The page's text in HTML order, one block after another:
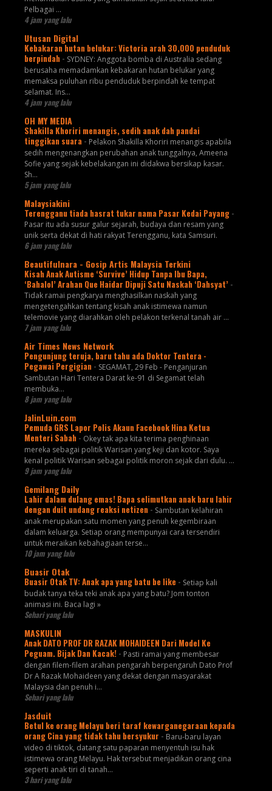
Pelbagai ...
4 jam yang lalu
Utusan Digital
Kebakaran hutan belukar: Victoria arah 30,000 penduduk
berpindah - SYDNEY: Anggota bomba di Australia sedang
berusaha memadamkan kebakaran hutan belukar yang
memaksa puluhan ribu penduduk berpindah ke tempat
selamat. Ins...
4 jam yang lalu
OH MY MEDIA
Shakilla Khoriri menangis, sedih anak dah pandai
tinggikan suara - Pelakon Shakilla Khoriri menangis apabila
sedih mengenangkan perubahan anak tunggalnya, Ameena
Sofie yang sejak kebelakangan ini didakwa bersikap kasar.
Sh...
5 jam yang lalu
Malaysiakini
Terengganu tiada hasrat tukar nama Pasar Kedai Payang -
Pasar itu ada susur galur sejarah, budaya dan resam yang
unik serta dekat di hati rakyat Terengganu, kata Samsuri.
6 jam yang lalu
Beautifulnara - Gosip Artis Malaysia Terkini
Kisah Anak Autisme ‘Survive’ Hidup Tanpa Ibu Bapa,
‘Bahalol’ Arahan Que Haidar Dipuji Satu Naskah ‘Dahsyat’ -
Tidak ramai pengkarya menghasilkan naskah yang
mengetengahkan tentang kisah anak istimewa namun
telemovie yang diarahkan oleh pelakon terkenal tanah air ...
7 jam yang lalu
Air Times News Network
Pengunjung teruja, baru tahu ada Doktor Tentera -
Pegawai Pergigian - SEGAMAT, 29 Feb - Penganjuran
Sambutan Hari Tentera Darat ke-91 di Segamat telah
membuka…
8 jam yang lalu
JalinLuin.com
Pemuda GRS Lapor Polis Akaun Facebook Hina Ketua
Menteri Sabah - Okey tak apa kita terima penghinaan
mereka sebagai politik Warisan yang keji dan kotor. Saya
kenal politik Warisan sebagai politik moron sejak dari dulu. ...
9 jam yang lalu
Gemilang Daily
Lahir dalam dulang emas! Bapa selimutkan anak baru lahir
dengan duit undang reaksi netizen - Sambutan kelahiran
anak merupakan satu momen yang penuh kegembiraan
dalam keluarga. Setiap orang mempunyai cara tersendiri
untuk meraikan kebahagiaan terse...
10 jam yang lalu
Buasir Otak
Buasir Otak TV: Anak apa yang batu be like - Setiap kali
budak tanya teka teki anak apa yang batu? Jom tonton
animasi ini. Baca lagi »
Sehari yang lalu
MASKULIN
Anak DATO PROF DR RAZAK MOHAIDEEN Dari Model Ke
Peguam. Bijak Dan Kacak! - Pasti ramai yang membesar
dengan filem-filem arahan pengarah berpengaruh Dato Prof
Dr A Razak Mohaideen yang dekat dengan masyarakat
Malaysia dan penuh i...
Sehari yang lalu
Jasduit
Betul ke orang Melayu beri taraf kewarganegaraan kepada
orang Cina yang tidak tahu bersyukur - Baru-baru layan
video di tiktok, datang satu paparan menyentuh isu hak
istimewa orang Melayu. Hak tersebut menjadikan orang cina
seperti anak tiri di tanah...
3 hari yang lalu